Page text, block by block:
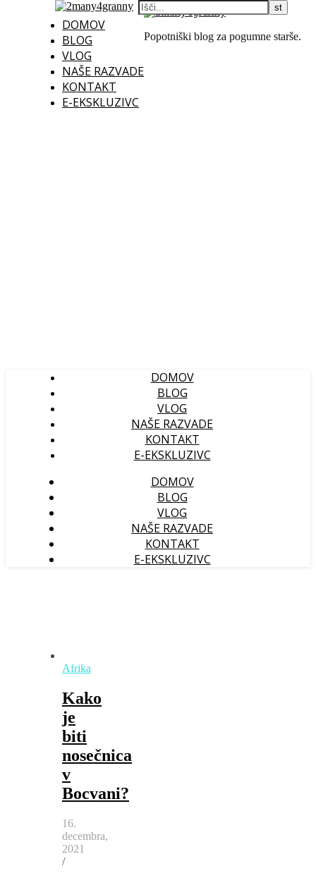
DOMOV
BLOG
VLOG
NAŠE RAZVADE
KONTAKT
E-EKSKLUZIVC
Popotniški blog za pogumne starše.
DOMOV
BLOG
VLOG
NAŠE RAZVADE
KONTAKT
E-EKSKLUZIVC
DOMOV
BLOG
VLOG
NAŠE RAZVADE
KONTAKT
E-EKSKLUZIVC
Afrika
Kako
je
biti
nosečnica
v
Bocvani?
16.
decembra,
2021
/